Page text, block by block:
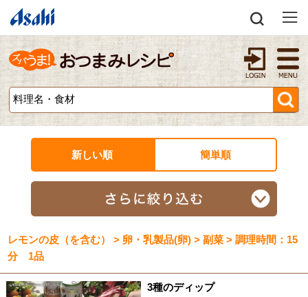
新しい順 簡単順
レモンの皮（を含む） > 卵・乳製品(卵) > 副菜 > 調理時間：15
分 1品
3種のディップ